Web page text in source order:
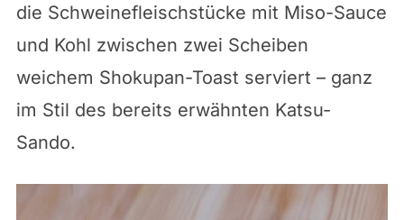
die Schweinefleischstücke mit Miso-Sauce
und Kohl zwischen zwei Scheiben
weichem Shokupan-Toast serviert – ganz
im Stil des bereits erwähnten Katsu-
Sando.